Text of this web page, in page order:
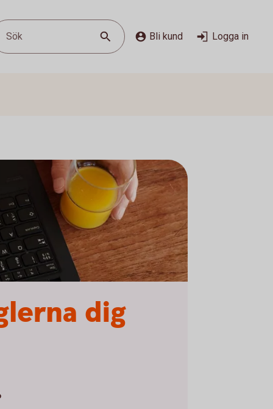
Sök Bli kund Logga in
dig